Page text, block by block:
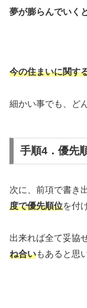
夢が膨らんでいく
今の住まいに関す
細かい事でも、ど
手順4．優先
次に、前項で書き
度で優先順位を付
出来れば全て妥協
ね合いもあると思